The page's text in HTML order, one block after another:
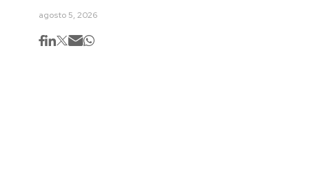
agosto 5, 2026